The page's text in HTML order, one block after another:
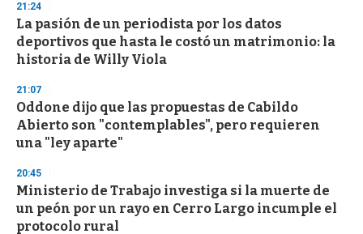
21:24
La pasión de un periodista por los datos
deportivos que hasta le costó un matrimonio: la
historia de Willy Viola
21:07
Oddone dijo que las propuestas de Cabildo
Abierto son "contemplables", pero requieren
una "ley aparte"
20:45
Ministerio de Trabajo investiga si la muerte de
un peón por un rayo en Cerro Largo incumple el
protocolo rural